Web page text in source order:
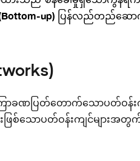
up) ပြန်လည်တည်ဆ
ဏပြတ်တောက်သောပတ်ဝန်းကျ
စ်သောပတ်ဝန်းကျင်များအ